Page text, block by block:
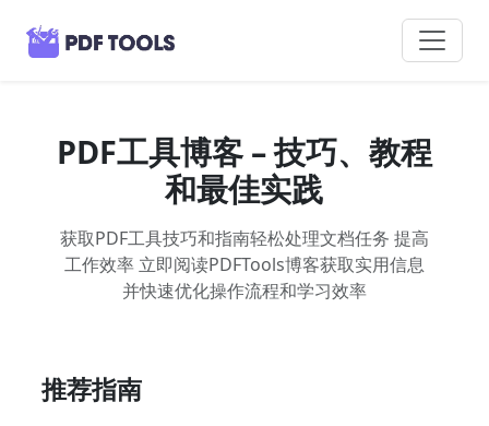
PDF工具博客 – 技巧、教程
和最佳实践
获取PDF工具技巧和指南轻松处理文档任务 提高
工作效率 立即阅读PDFTools博客获取实用信息
并快速优化操作流程和学习效率
推荐指南